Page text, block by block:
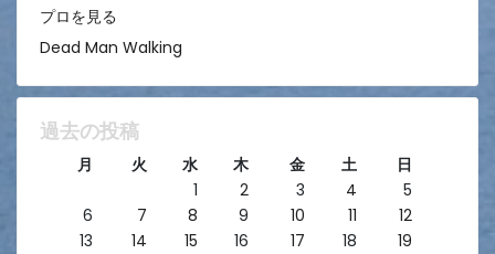
プロを見る
Dead Man Walking
過去の投稿
月 火 水 木 金 土
日
1
2 3 4
5
6
7 8 9 10 11
12
13
14 15 16 17 18
19